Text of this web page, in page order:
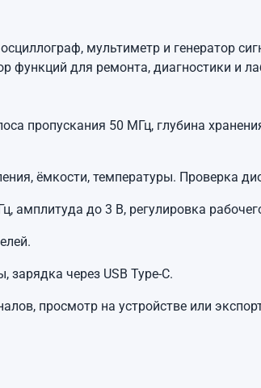
мультиметр и генератор
для ремонта, диагностики и
пропускания 50 МГц, глубина
ёмкости, температуры. Проверка
амплитуда до 3 В, регулировка
через USB Type-C.
просмотр на устройстве или